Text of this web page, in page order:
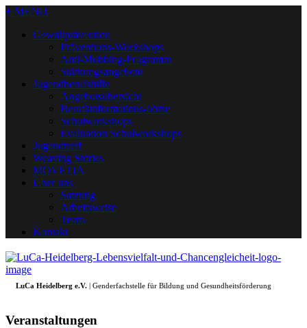
+ MENU
Gewaltprävention
Präventions-Workshops
Anti-Mobbing-Programm
Stärkungsangebote
Jugendberufshilfe
Angebotsübersicht
Berufsinformations-börse
Schulworkshops
Evaluation Schulworkshops
Jugendtreff
Weaving Stories
MOVETIA
Über uns
Satzung
Arbeitsweise
Team
Kontakt
LuCa Heidelberg e.V. | Genderfachstelle für Bildung und Gesundheitsförderung
Veranstaltungen